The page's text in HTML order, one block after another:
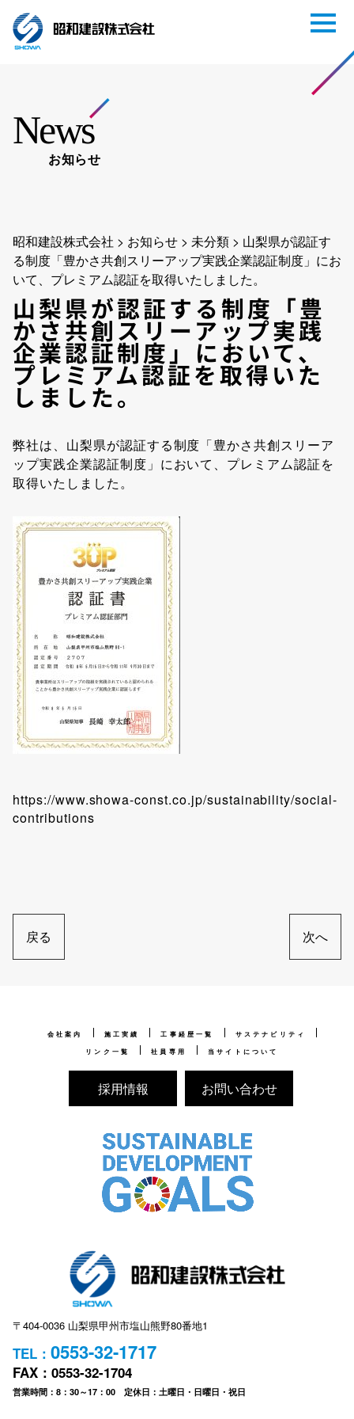
News
お知らせ
昭和建設株式会社 > お知らせ > 未分類 > 山梨県が認証す
る制度「豊かさ共創スリーアップ実践企業認証制度」にお
いて、プレミアム認証を取得いたしました。
山梨県が認証する制度「豊
かさ共創スリーアップ実践
企業認証制度」において、
プレミアム認証を取得いた
しました。
弊社は、山梨県が認証する制度「豊かさ共創スリーア
ップ実践企業認証制度」において、プレミアム認証を
取得いたしました。
https://www.showa-const.co.jp/sustainability/social-
contributions
戻る 次へ
会社案内 施工実績 工事経歴一覧
サステナビリティ
リンク一覧
社員専用 当サイトについて
採用情報 お問い合わせ
〒404-0036 山梨県甲州市塩山熊野80番地1
TEL： 0553-32-1717
FAX：0553-32-1704
営業時間：8：30～17：00 定休日：土曜日・日曜日・祝日